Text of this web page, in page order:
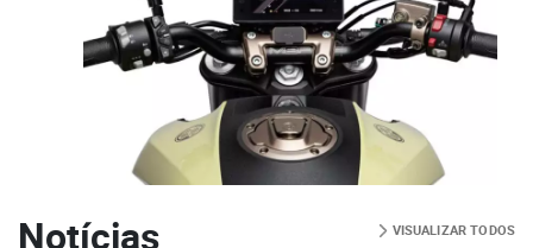
Notícias
VISUALIZAR TODOS